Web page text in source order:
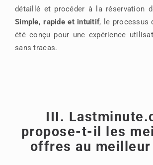
détaillé et procéder à la réservation
Simple, rapide et intuitif, le processus
été conçu pour une expérience
sans tracas.
III.
propose-t-il les
offres au